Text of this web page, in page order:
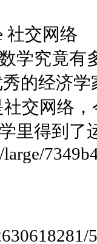
社交网络
学究竟有
的经济
交网络
里得到了